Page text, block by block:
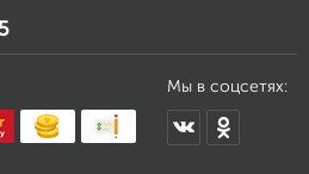
Мы в соцсетях: